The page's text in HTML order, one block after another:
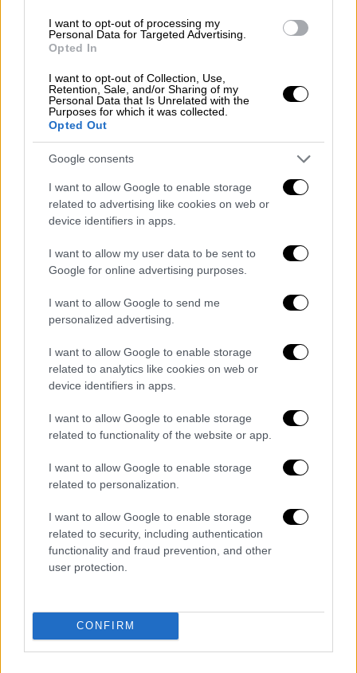
I want to opt-out of processing my
Personal Data for Targeted Advertising.
Opted In
I want to opt-out of Collection, Use,
Retention, Sale, and/or Sharing of my
Personal Data that Is Unrelated with the
Purposes for which it was collected.
Opted Out
Google consents
I want to allow Google to enable storage
related to advertising like cookies on web or
device identifiers in apps.
I want to allow my user data to be sent to
Google for online advertising purposes.
I want to allow Google to send me
personalized advertising.
I want to allow Google to enable storage
related to analytics like cookies on web or
device identifiers in apps.
I want to allow Google to enable storage
related to functionality of the website or app.
I want to allow Google to enable storage
related to personalization.
I want to allow Google to enable storage
related to security, including authentication
functionality and fraud prevention, and other
user protection.
CONFIRM
Κόσμος|23.12.2025 07:45
Υπόθεση «Πελικό» στη Βρετανία:
49χρονος νάρκωνε και βίαζε την σύζυγό
Οι έξι συλληφθέντες βαρύνονται με
περισσότερες από 60 κατηγορίες